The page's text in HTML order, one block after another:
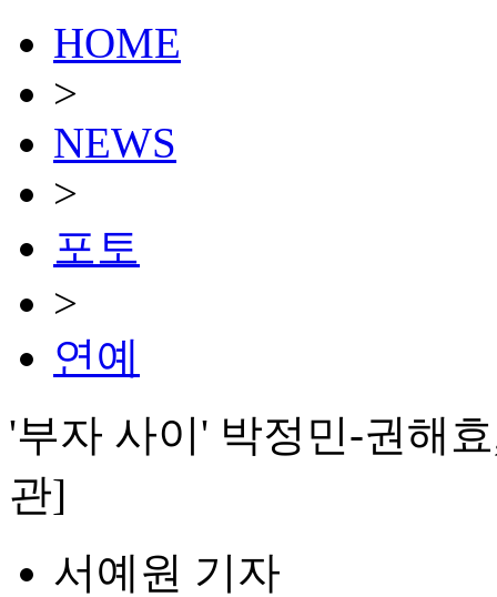
HOME
>
NEWS
>
포토
>
연예
'부자 사이' 박정민-권해
관]
서예원 기자